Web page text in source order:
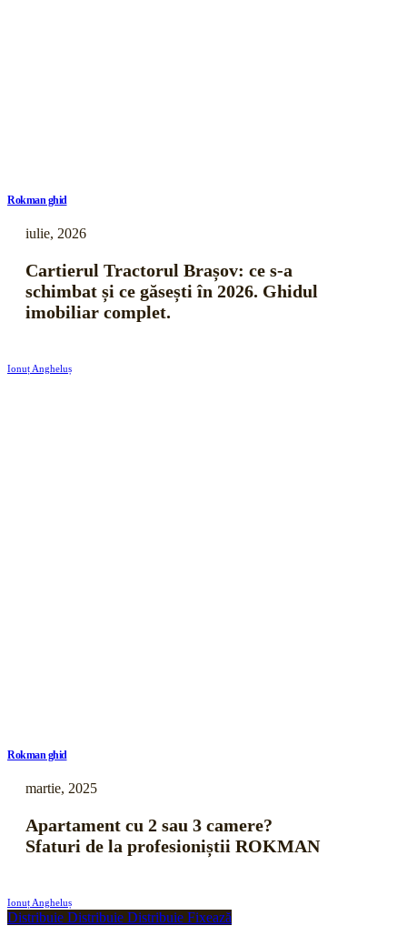
Rokman ghid
iulie, 2026
Cartierul Tractorul Brașov: ce s-a
schimbat și ce găsești în 2026. Ghidul
imobiliar complet.
Ionuț Angheluș
Rokman ghid
martie, 2025
Apartament cu 2 sau 3 camere?
Sfaturi de la profesioniștii ROKMAN
Ionuț Angheluș
Distribuie Distribuie Distribuie Fixează